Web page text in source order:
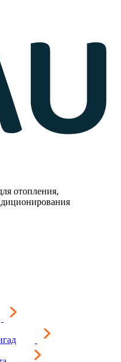
отопления,